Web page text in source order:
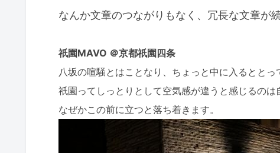
なんか文章のつながりもなく、冗長な文章が
祇園MAVO ＠京都祇園四条
八坂の喧騒とはことなり、ちょっと中に入るととっ
祇園ってしっとりとして空気感が違うと感じるのは
なぜかこの前に立つと落ち着きます。